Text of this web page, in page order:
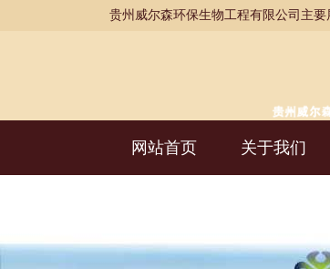
贵州威尔森环保生物工程有限公司主要
网站首页 关于我们